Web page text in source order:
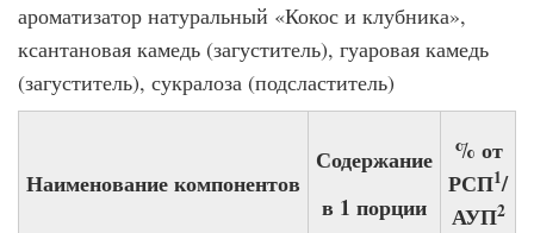
ароматизатор натуральный «Кокос и клубника»,
ксантановая камедь (загуститель), гуаровая камедь
(загуститель), сукралоза (подсластитель)
Наименование компонентов
Содержание
в 1 порции
% от
РСП1/
АУП2